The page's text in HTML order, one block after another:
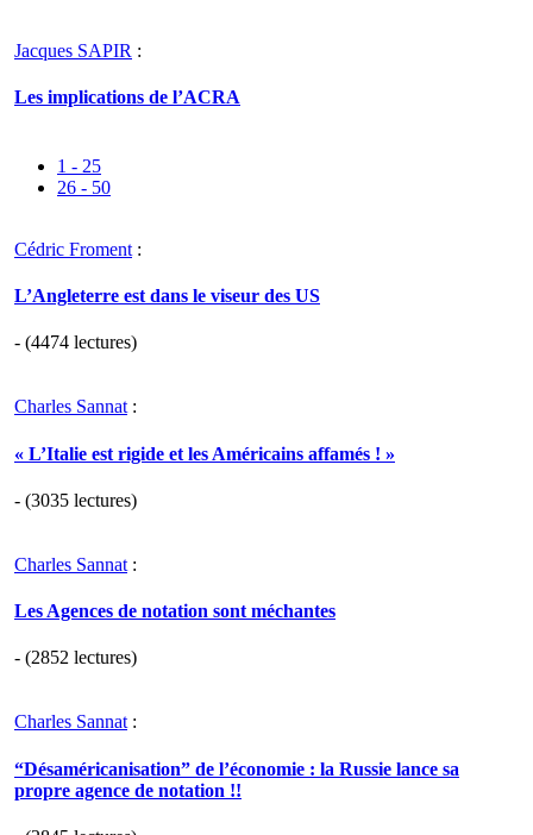
Jacques SAPIR :
Les implications de l’ACRA
1 - 25
26 - 50
Cédric Froment :
L’Angleterre est dans le viseur des US
- (4474 lectures)
Charles Sannat :
« L’Italie est rigide et les Américains affamés ! »
- (3035 lectures)
Charles Sannat :
Les Agences de notation sont méchantes
- (2852 lectures)
Charles Sannat :
“Désaméricanisation” de l’économie : la Russie lance sa
propre agence de notation !!